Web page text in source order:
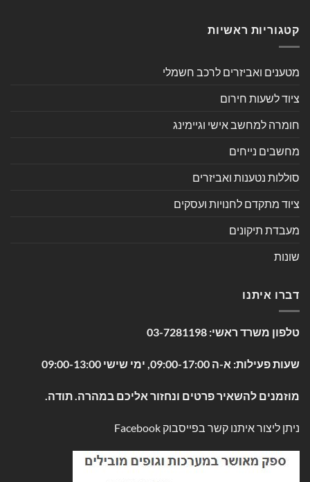
קטגוריות ראשיות
מטענים ואביזרים לרכב חשמלי
ציוד לשעות חירום
חומרה למחשב אישי וגיימינג
מחשבים נייחים
סוללות נטענות ואביזרים
ציוד מתקדם לחנויות ועסקים
מעבדת תיקונים
שונות
דברו איתנו
טלפון משרד ראשי: 03-7281198
שעות פעילות: א-ה 09:00-17:00, ימי שישי 09:00-13:00
מוזמנים להשאיר פרטים ונחזור אליכם במהרה. תודה.
ניתן ליצור איתנו קשר בפייסבוק Facebook